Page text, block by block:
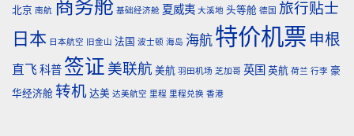
北京 南航 商务舱 基础经济舱 夏威夷 大溪地 头等舱 德国 旅行贴士
日本 日本航空 旧金山 法国 波士顿 海岛 海航特价机票 申根
直飞 科普 签证 美联航 美航 羽田机场 芝加哥 英国 英航 荷兰 行李 豪
华经济舱 转机达美 达美航空 里程 里程兑换 香港